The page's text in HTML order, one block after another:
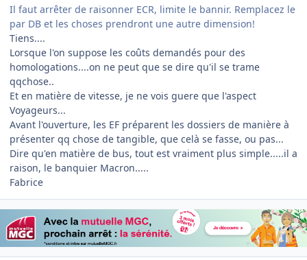
Il faut arrêter de raisonner ECR, limite le bannir. Remplacez le
par DB et les choses prendront une autre dimension!
Tiens....
Lorsque l'on suppose les coûts demandés pour des
homologations....on ne peut que se dire qu'il se trame
qqchose..
Et en matière de vitesse, je ne vois guere que l'aspect
Voyageurs...
Avant l'ouverture, les EF préparent les dossiers de manière à
présenter qq chose de tangible, que celà se fasse, ou pas...
Dire qu'en matière de bus, tout est vraiment plus simple.....il a
raison, le banquier Macron.....
Fabrice